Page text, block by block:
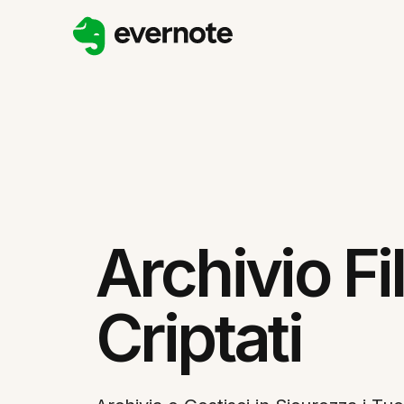
Archivio
Criptati